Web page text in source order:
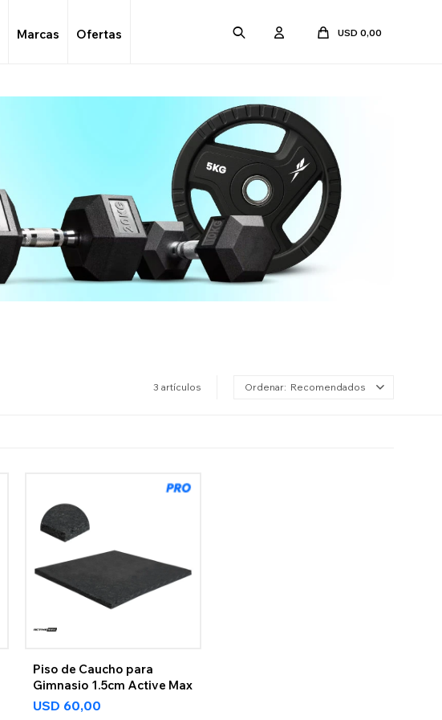
Marcas Ofertas USD 0,00
3 artículos Recomendados
Piso de Caucho para
Gimnasio 1.5cm Active Max
USD 60,00